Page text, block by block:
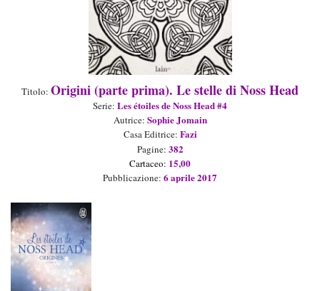
Titolo: Origini(parteprima). Le stelle di Noss Head
Serie: Les étoiles de Noss Head #4
Autrice: Sophie Jomain
Casa Editrice: Fazi
Pagine: 382
Cartaceo: 15,00
Pubblicazione: 6 aprile2017